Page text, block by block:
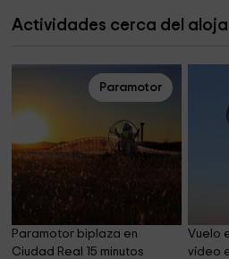
Actividades cerca del
Paramotor
Paramotor biplaza en
Ciudad Real 15 minutos
Vuelo
vídeo